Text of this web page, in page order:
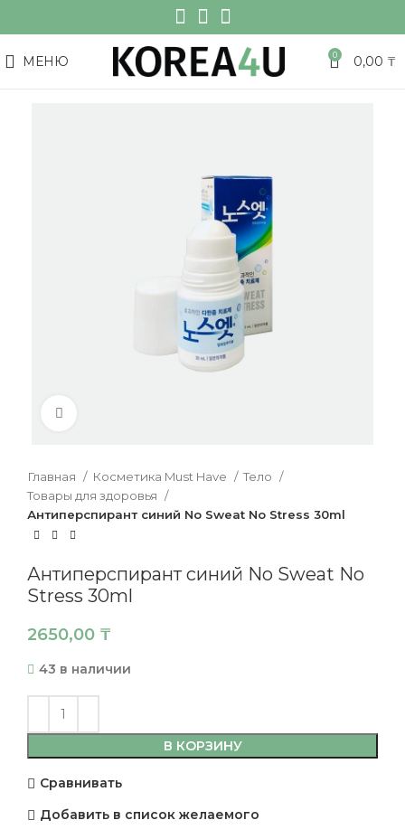
МЕНЮ 0 0,00 ₸
Главная Косметика Must Have
Тело
Товары для здоровья
Антиперспирант синий No Sweat No Stress 30ml
Антиперспирант синий No Sweat No
Stress 30ml
2650,00 ₸
43 в наличии
В КОРЗИНУ
Сравнивать
Добавить в список желаемого